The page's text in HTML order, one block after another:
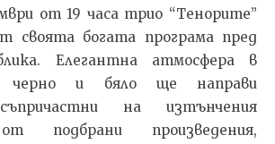
от 19 часа трио “Тенорите”
своята богата програма пред
Елегантна атмосфера в
черно и бяло ще направи
на изтънчения
подбрани произведения,